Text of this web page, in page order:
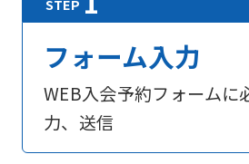
フォーム入力
WEB入会予約フォームに
力、送信